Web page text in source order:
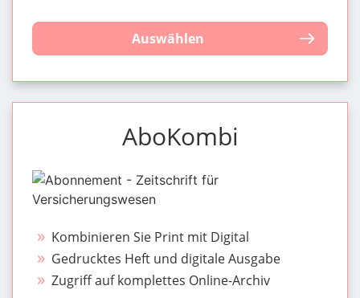
Auswählen
AboKombi
Kombinieren Sie Print mit Digital
Gedrucktes Heft und digitale Ausgabe
Zugriff auf komplettes Online-Archiv